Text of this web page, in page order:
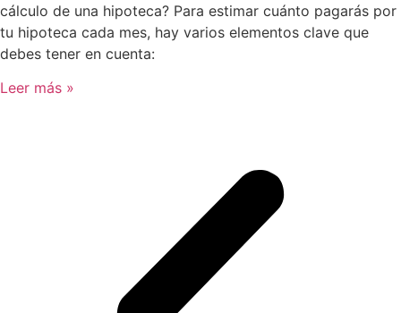
cálculo de una hipoteca? Para estimar cuánto pagarás por
tu hipoteca cada mes, hay varios elementos clave que
debes tener en cuenta:
Leer más »